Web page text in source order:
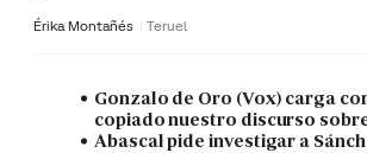
Érika Montañés Teruel
Gonzalo de Oro (Vox) carga
copiado nuestro discurso
Abascal pide investigar a